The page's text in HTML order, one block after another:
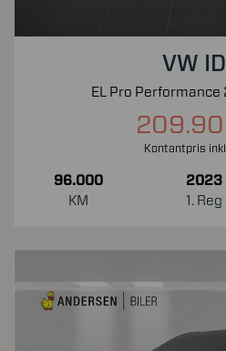
VW
EL Pro Performance
Kontantpris
96.000
KM
2023
1. Reg